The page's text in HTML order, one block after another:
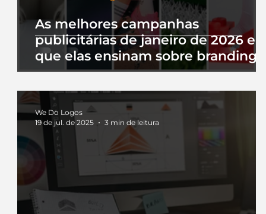
As melhores campanhas
publicitárias de janeiro de 2026 e
que elas ensinam sobre branding
We Do Logos
19 de jul. de 2025
3 min de leitura